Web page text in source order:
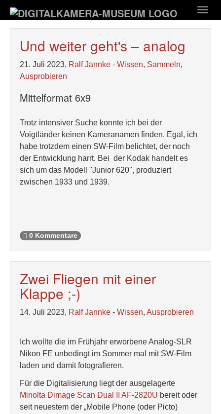
Hauptinhalt
springen
Und weiter geht's – analog
21. Juli 2023, Ralf Jannke - Wissen, Sammeln,
Ausprobieren
Mittelformat 6x9
Trotz intensiver Suche konnte ich bei der
Voigtländer keinen Kameranamen finden. Egal, ich
habe trotzdem einen SW-Film belichtet, der noch
der Entwicklung harrt. Bei der Kodak handelt es
sich um das Modell "Junior 620", produziert
zwischen 1933 und 1939.
0 Kommentare
Zwei Fliegen mit einer
Klappe ;-)
14. Juli 2023, Ralf Jannke - Wissen, Ausprobieren
Ich wollte die im Frühjahr erworbene Analog-SLR
Nikon FE unbedingt im Sommer mal mit SW-Film
laden und damit fotografieren.
Für die Digitalisierung liegt der ausgelagerte
Minolta Dimage Scan Dual II AF-2820U bereit oder
seit neuestem der „Mobile Phone (oder Picto)